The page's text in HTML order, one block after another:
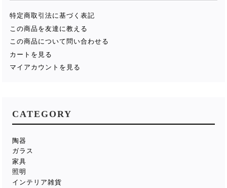
特定商取引法に基づく表記
この商品を友達に教える
この商品について問い合わせる
カートを見る
マイアカウントを見る
CATEGORY
陶器
ガラス
家具
照明
インテリア雑貨